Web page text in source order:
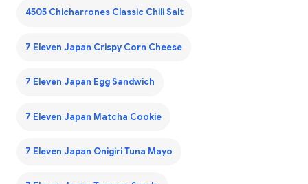
4505 Chicharrones Classic Chili Salt
7 Eleven Japan Crispy Corn Cheese
7 Eleven Japan Egg Sandwich
7 Eleven Japan Matcha Cookie
7 Eleven Japan Onigiri Tuna Mayo